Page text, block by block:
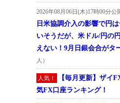
2026年08月06日(木)17時00分公
日米協調介入の影響で円
いそうだが、米ドル/円の
えない！9月日銀会合がタ
人）
人気！
【毎月更新】ザイ
気FX口座ランキング！